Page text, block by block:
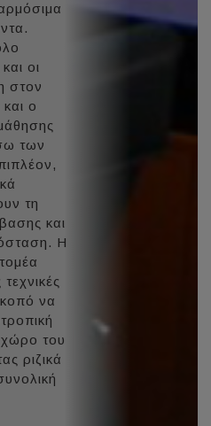
οι
στον
ο
των
τη
και
Η
να
του
ριζικά